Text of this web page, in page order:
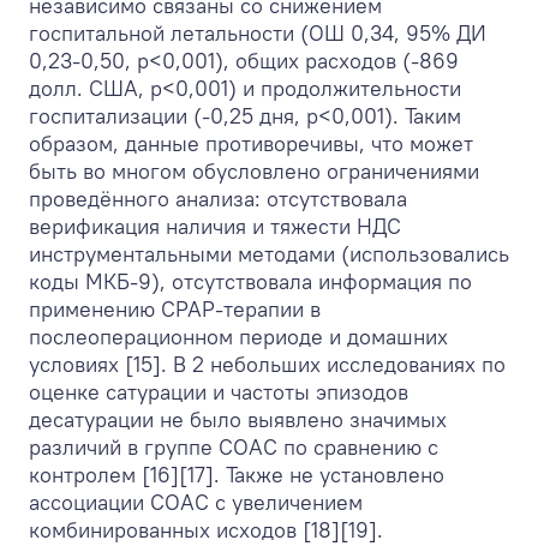
госпитальной летальности (ОШ 0,34, 95% ДИ
0,23-0,50, р<0,001), общих расходов (-869
долл. США, р<0,001) и продолжительности
госпитализации (-0,25 дня, р<0,001). Таким
образом, данные противоречивы, что может
быть во многом обусловлено ограничениями
проведённого анализа: отсутствовала
верификация наличия и тяжести НДС
инструментальными методами (использовались
коды МКБ-9), отсутствовала информация по
применению CPAP-терапии в
послеоперационном периоде и домашних
условиях [15]. В 2 небольших исследованиях по
оценке сатурации и частоты эпизодов
десатурации не было выявлено значимых
различий в группе СОАС по сравнению с
контролем [16][17]. Также не установлено
ассоциации СОАС с увеличением
комбинированных исходов [18][19].